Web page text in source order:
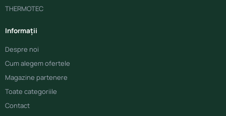
THERMOTEC
Informații
Despre noi
Cum alegem ofertele
Magazine partenere
Toate categoriile
Contact